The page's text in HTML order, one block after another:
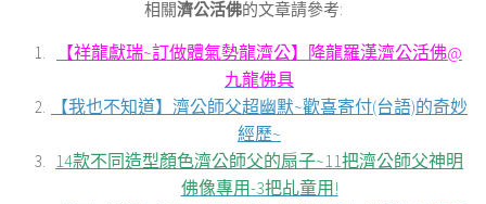
相關濟公活佛的文章請參考:
【祥龍獻瑞~訂做體氣勢龍濟公】降龍羅漢濟公活佛@
九龍佛具
【我也不知道】濟公師父超幽默~歡喜寄付(台語)的奇妙
經歷~
14款不同造型顏色濟公師父的扇子~11把濟公師父神明
佛像專用-3把乩童用!